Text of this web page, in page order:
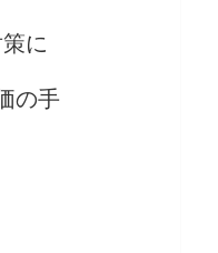
に
の手